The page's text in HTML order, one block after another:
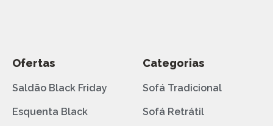
Ofertas
Saldão Black Friday
Esquenta Black
Categorias
Sofá Tradicional
Sofá Retrátil